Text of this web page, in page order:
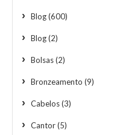
Blog(600)
Blog(2)
Bolsas(2)
Bronzeamento (9)
Cabelos(3)
Cantor(5)